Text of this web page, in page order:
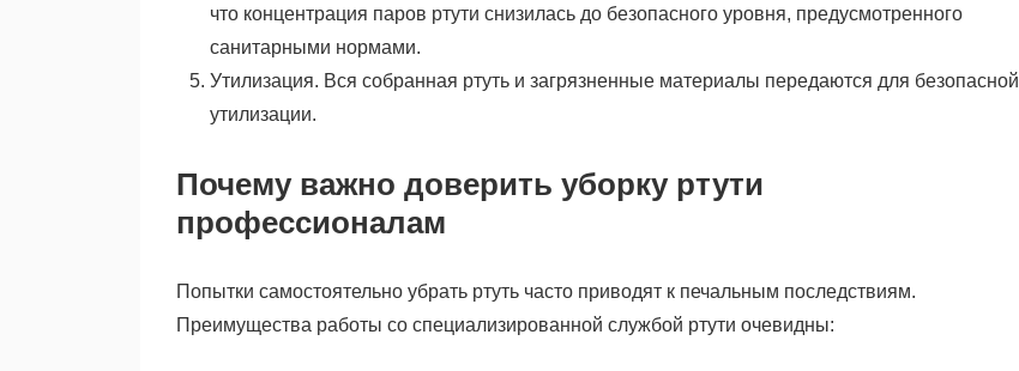
что концентрация паров ртути снизилась до безопасного уровня, предусмотренного
санитарными нормами.
Утилизация. Вся собранная ртуть и загрязненные материалы передаются для безопасной
утилизации.
Почему важно доверить уборку ртути
профессионалам
Попытки самостоятельно убрать ртуть часто приводят к печальным последствиям.
Преимущества работы со специализированной службой ртути очевидны: